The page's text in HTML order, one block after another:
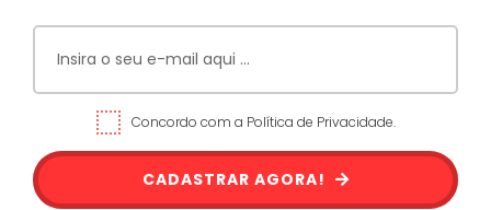
Concordo com a Política de Privacidade.
CADASTRAR AGORA!